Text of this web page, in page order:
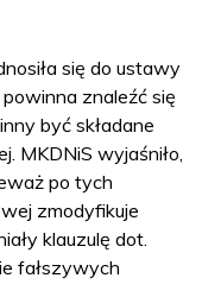
się do ustawy
znaleźć się
być składane
MKDNiS wyjaśniło,
po tych
zmodyfikuje
klauzulę dot.
fałszywych